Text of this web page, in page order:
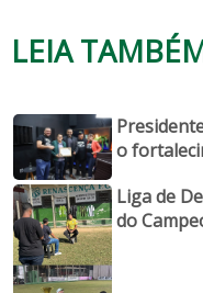
LEIA
o
Liga de
do